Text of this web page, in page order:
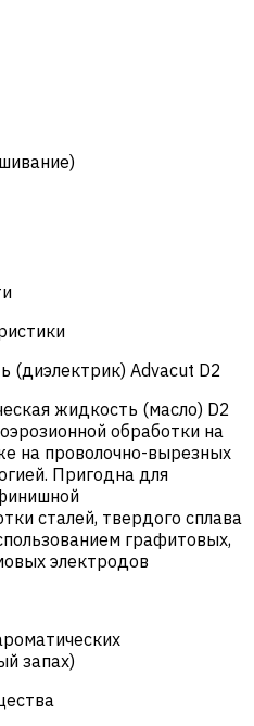
(диэлектрик) Advacut D2
жидкость (масло) D2
обработки на
на проволочно-вырезных
Пригодна для
сталей, твердого сплава
графитовых,
электродов
запах)